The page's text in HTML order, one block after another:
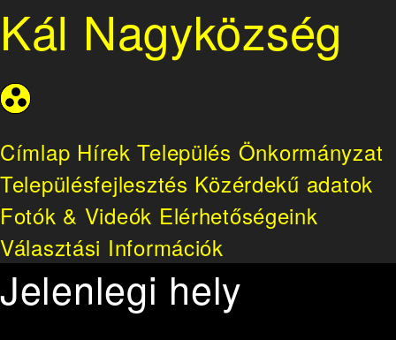
Kál Nagyközség
Címlap Hírek Település Önkormányzat
Településfejlesztés Közérdekű adatok
Fotók & Videók Elérhetőségeink
Választási Információk
Jelenlegi hely